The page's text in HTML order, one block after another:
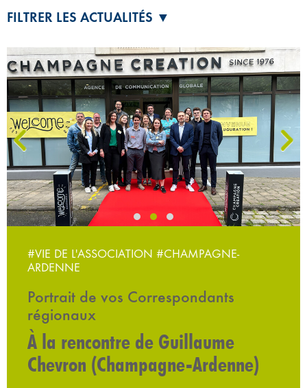
FILTRER LES ACTUALITÉS ▼
‹ ›
#VIE DE L'ASSOCIATION #CHAMPAGNE-
ARDENNE
Portrait de vos Correspondants
régionaux
À la rencontre de Guillaume
Chevron (Champagne-Ardenne)